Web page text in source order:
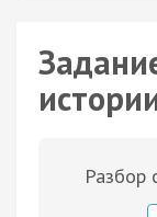
Разбор